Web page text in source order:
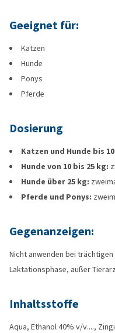
Geeignet für:
Katzen
Hunde
Ponys
Pferde
Dosierung
Katzen und Hunde bis
Hunde von 10 bis 25 kg:
Hunde über 25 kg:
Pferde und Ponys:
Gegenanzeigen:
Nicht anwenden bei
Laktationsphase, außer
Inhaltsstoffe
Aqua, Ethanol 40% v/v....,